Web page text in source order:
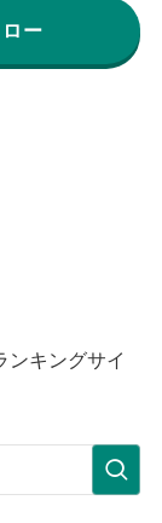
ー
キングサイ